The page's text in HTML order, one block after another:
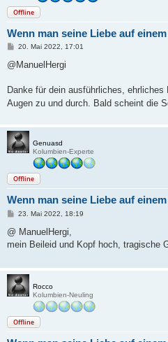
Offline
Wenn man seine Liebe auf
B
i
a
20. Mai 2022, 17:01
@ManuelHergi
Danke für dein ausführliches,
Augen zu und durch. Bald scheint die
Genuasd
Kolumbien-Experte
Offline
Wenn man seine Liebe auf
B
i
r
23. Mai 2022, 18:19
@ ManuelHergi,
mein Beileid und Kopf hoch, tragische
Rocco
Kolumbien-Neuling
Offline